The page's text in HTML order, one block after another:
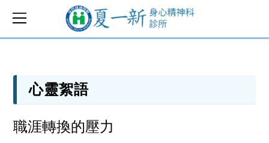
心靈絮語
職涯轉換的壓力